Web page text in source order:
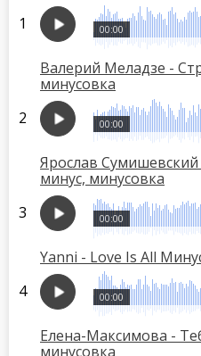
00:00
Валерий Меладзе -
минусовка
00:00
Ярослав Сумишевский
минус, минусовка
00:00
Yanni - Love Is All
00:00
Елена-Максимова -
минусовка